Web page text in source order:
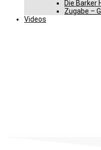
Die Barker
Zugabe –
Videos